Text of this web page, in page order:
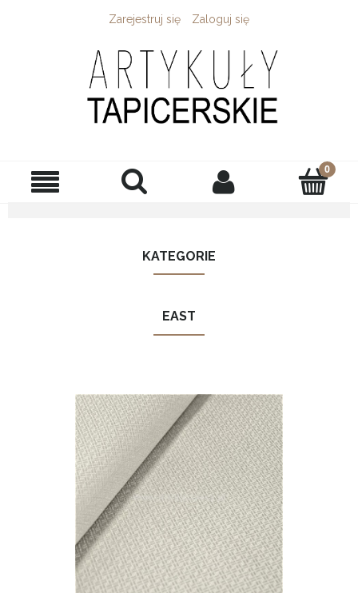
Zarejestruj się Zaloguj się
KATEGORIE
EAST